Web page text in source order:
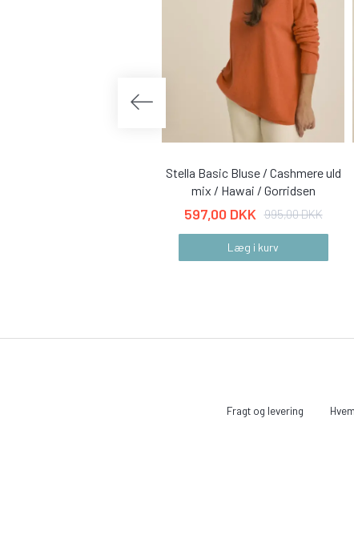
Stella Basic Bluse / Cashmere uld
mix / Hawai / Gorridsen
597,00 DKK 995,00 DKK
Læg i kurv
Fragt og levering